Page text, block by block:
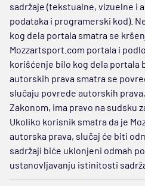
sadržaje (tekstualne, vizuelne i
podataka i programerski kod).
kog dela portala smatra se
Mozzartsport.com portala i
korišćenje bilo kog dela portala
autorskih prava smatra se
slučaju povrede autorskih
Zakonom, ima pravo na sudsku
Ukoliko korisnik smatra da je
autorska prava, slučaj će biti
sadržaji biće uklonjeni odmah
ustanovljavanju istinitosti